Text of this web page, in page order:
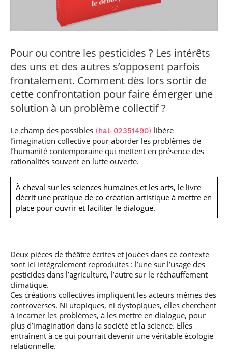
S’engager à Télécom
Numérique
Parcours Numérique
Responsable
Corps des Mines
Double Diplôme
Corps techniques de
l’État
Artificielle en
alternance
(admissions closes)
cybersécurité des
réseaux et des
systèmes
d’information
Intelligence
Artificielle – Expert
Data & MLops
Intelligence
Artificielle
multimodale et
autonome
Je suis élève en
faire ?
Vous êtes admis,
préparez votre
arrivée
Financement
Entreprises &
solutions Mastère
Brochures &
contacts
Événements des
Mastère Spécialisé
professionnel
• Journaliste
• Créateur d’entreprise
Pour ou contre les pesticides ? Les intérêts
des uns et des autres s’opposent parfois
frontalement. Comment dès lors sortir de
cette confrontation pour faire émerger une
solution à un problème collectif ?
Le champ des possibles ⟨hal-02351490⟩ libère
l’imagination collective pour aborder les problèmes de
l’humanité contemporaine qui mettent en présence des
rationalités souvent en lutte ouverte.
À cheval sur les sciences humaines et les arts, le livre
décrit une pratique de co-création artistique à mettre en
place pour ouvrir et faciliter le dialogue.
Deux pièces de théâtre écrites et jouées dans ce contexte
sont ici intégralement reproduites : l’une sur l’usage des
pesticides dans l’agriculture, l’autre sur le réchauffement
climatique.
Ces créations collectives impliquent les acteurs mêmes des
controverses. Ni utopiques, ni dystopiques, elles cherchent
à incarner les problèmes, à les mettre en dialogue, pour
plus d’imagination dans la société et la science. Elles
entraînent à ce qui pourrait devenir une véritable écologie
relationnelle.